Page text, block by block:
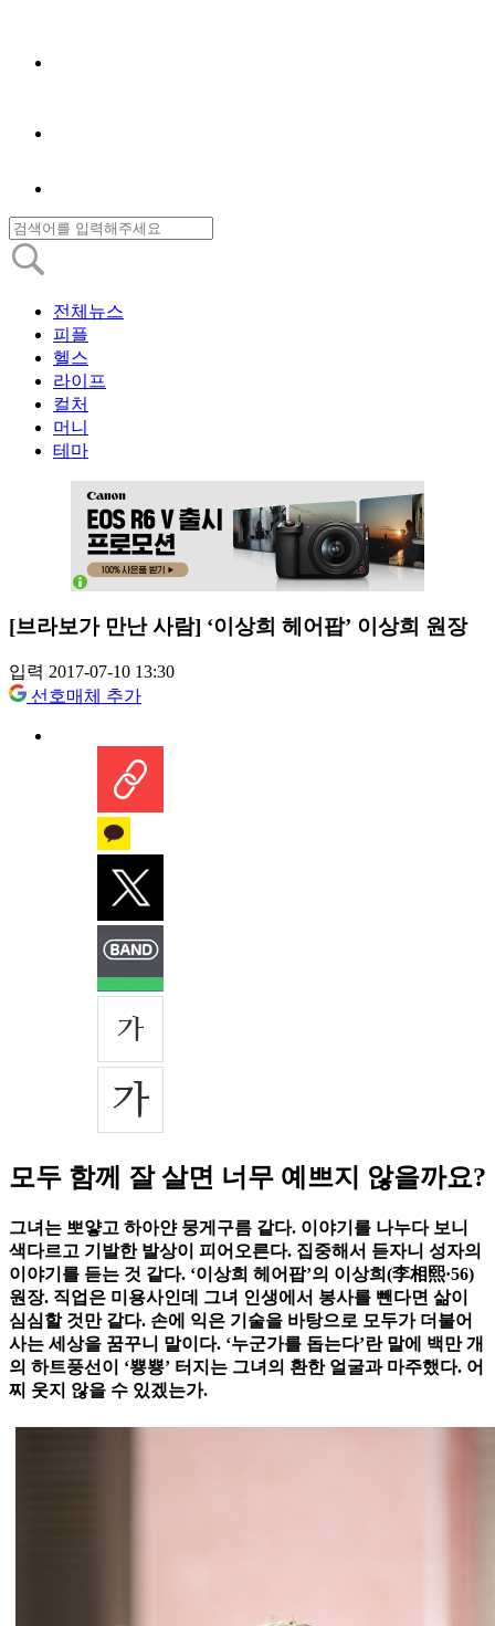
전체뉴스
피플
헬스
라이프
컬처
머니
테마
[브라보가 만난 사람] ‘이상희 헤어팝’ 이상희 원장
입력 2017-07-10 13:30
선호매체 추가
모두 함께 잘 살면 너무 예쁘지 않을까요?
그녀는 뽀얗고 하아얀 뭉게구름 같다. 이야기를 나누다 보니
색다르고 기발한 발상이 피어오른다. 집중해서 듣자니 성자의
이야기를 듣는 것 같다. ‘이상희 헤어팝’의 이상희(李相熙·56)
원장. 직업은 미용사인데 그녀 인생에서 봉사를 뺀다면 삶이
심심할 것만 같다. 손에 익은 기술을 바탕으로 모두가 더불어
사는 세상을 꿈꾸니 말이다. ‘누군가를 돕는다’란 말에 백만 개
의 하트풍선이 ‘뿅뿅’ 터지는 그녀의 환한 얼굴과 마주했다. 어
찌 웃지 않을 수 있겠는가.